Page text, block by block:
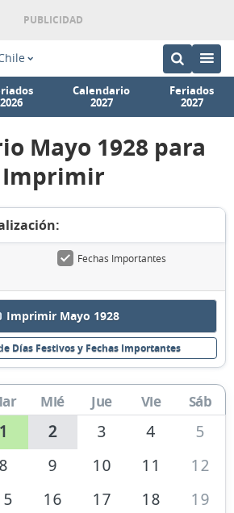
2026
Calendario
2027
Feriados
2027
Mayo 1928 para
Imprimir
Fechas Importantes
Imprimir Mayo 1928
Días Festivos y Fechas Importantes
Mié Jue Vie Sáb
1 2 3 4
5
8 9 10 11
12
16 17 18
19